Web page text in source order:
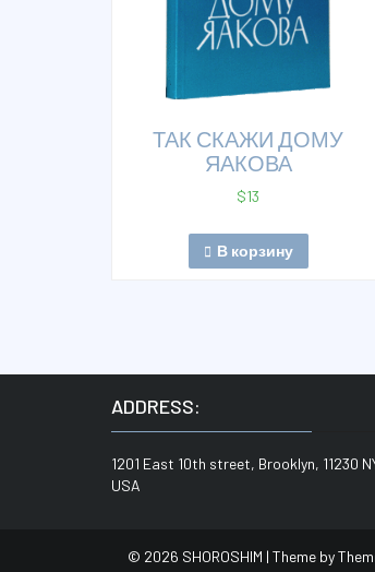
ТАК СКАЖИ ДОМУ
ЯАКОВА
$13
В корзину
ADDRESS:
1201 East 10th street, Brooklyn, 11230
USA
© 2026 SHOROSHIM | Theme by